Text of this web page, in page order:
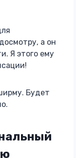
а он
Я этого ему
Будет